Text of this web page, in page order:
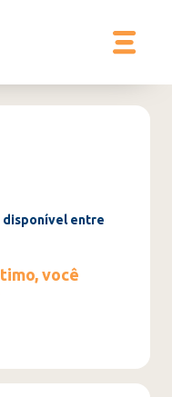
disponível entre
você